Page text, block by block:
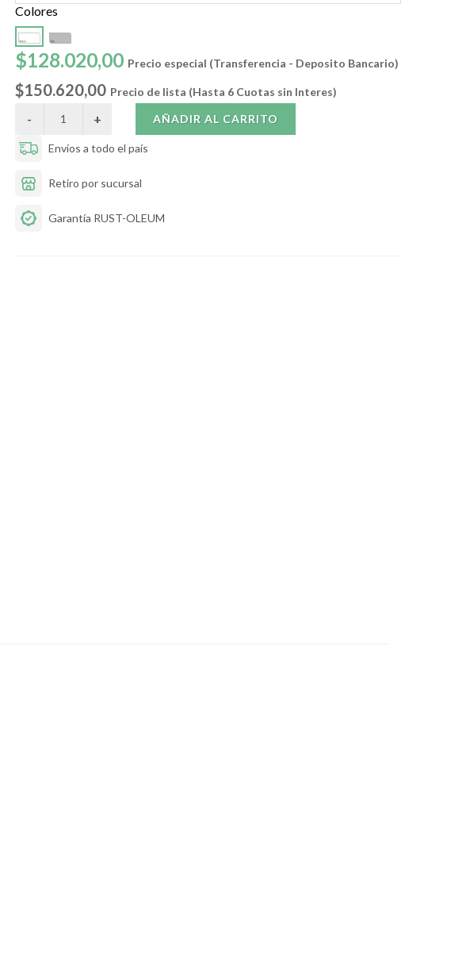
Colores
$128.020,00 Precio especial (Transferencia - Deposito Bancario)
$150.620,00 Precio de lista (Hasta 6 Cuotas sin Interes)
AÑADIR AL CARRITO
Envíos a todo el país
Retiro por sucursal
Garantía RUST-OLEUM